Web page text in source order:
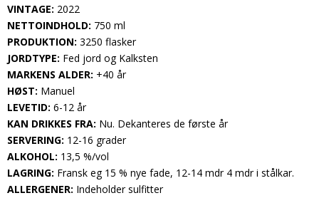
VINTAGE: 2022
NETTOINDHOLD: 750 ml
PRODUKTION: 3250 flasker
JORDTYPE: Fed jord og Kalksten
MARKENS ALDER: +40 år
HØST: Manuel
LEVETID: 6-12 år
KAN DRIKKES FRA: Nu. Dekanteres de første år
SERVERING: 12-16 grader
ALKOHOL: 13,5 %/vol
LAGRING: Fransk eg 15 % nye fade, 12-14 mdr 4 mdr i stålkar.
ALLERGENER: Indeholder sulfitter